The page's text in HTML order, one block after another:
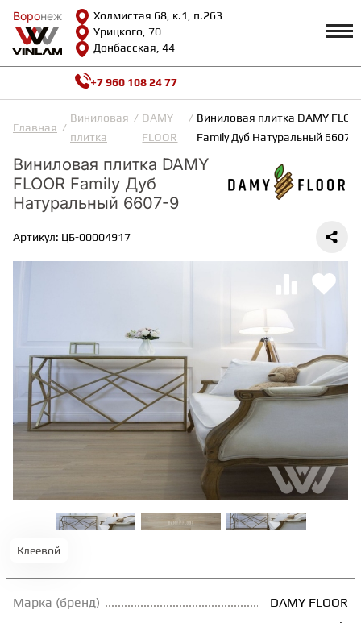
Воронеж
Холмистая 68, к.1, п.263
Урицкого, 70
Донбасская, 44
Воронеж
КАТАЛОГ Профиль
Возврат и гарантии
Сотрудничество
Вопросы и ответы
Видеообзоры
Полезная информация
Как выбрать
Калькулятор
ВИНИЛОВАЯ ПЛИТКА
ПАРКЕТНАЯ ДОСКА
ТЕРРАСНАЯ ДОСКА
КОВРОВАЯ ПЛИТКА
МОДУЛЬНЫЕ ПВХ
+7 960 108 24 77
Главная
Виниловая
плитка
DAMY
FLOOR
Виниловая плитка DAMY
Family Дуб Натуральный 6607-9
Виниловая плитка DAMY
FLOOR Family Дуб
Натуральный 6607-9
Артикул: ЦБ-00004917
Клеевой
Марка (бренд)
DAMY FLOOR